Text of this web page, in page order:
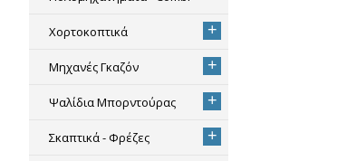
Χορτοκοπτικά +
Μηχανές Γκαζόν +
Ψαλίδια Μπορντούρας +
Σκαπτικά - Φρέζες +